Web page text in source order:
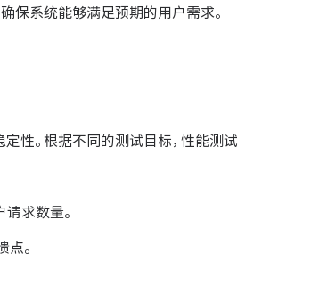
保系统能够满足预期的用户需求。
性。根据不同的测试目标，性能测试
求数量。
。